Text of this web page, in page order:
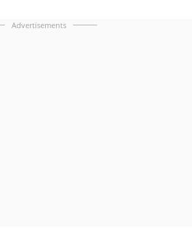
Advertisements